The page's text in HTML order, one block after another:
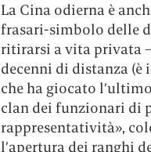
La Cina odierna è
frasari-simbolo delle
ritirarsi a vita privata
decenni di distanza (è
che ha giocato
clan dei funzionari di
rappresentatività»,
l’apertura dei ranghi